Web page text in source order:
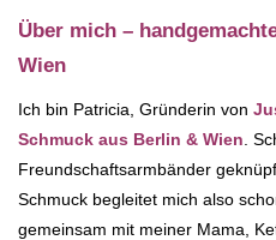
Über mich –
Wien
Ich bin Patricia, Gründerin von
Schmuck aus Berlin & Wien .
Freundschaftsarmbänder
Schmuck begleitet mich also
gemeinsam mit meiner Mama,